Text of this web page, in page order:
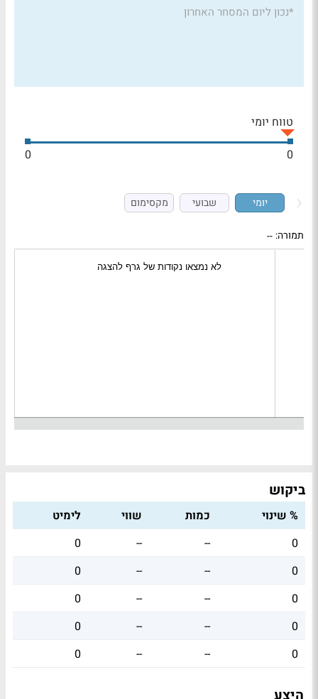
*נכון ליום המסחר האחרון
טווח יומי
0
0
יומי שבועי מקסימום
תמורה: --
ביקוש
% שינוי כמות שווי
לימיט
0
--
--
0
0
--
--
0
0
--
--
0
0
--
--
0
0
--
--
0